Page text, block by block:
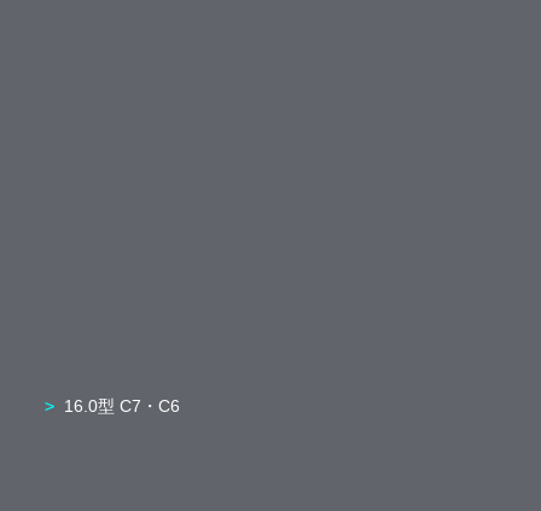
16.0型 C7・C6